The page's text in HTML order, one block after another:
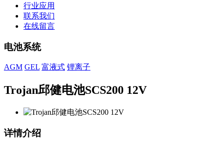
行业应用
联系我们
在线留言
电池系统
AGM GEL 富液式 锂离子
Trojan邱健电池SCS200 12V
详情介绍